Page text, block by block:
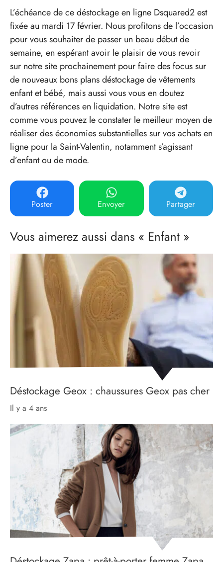
L’échéance de ce déstockage en ligne Dsquared2 est
fixée au mardi 17 février. Nous profitons de l’occasion
pour vous souhaiter de passer un beau début de
semaine, en espérant avoir le plaisir de vous revoir
sur notre site prochainement pour faire des focus sur
de nouveaux bons plans déstockage de vêtements
enfant et bébé, mais aussi vous vous en doutez
d’autres références en liquidation. Notre site est
comme vous pouvez le constater le meilleur moyen de
réaliser des économies substantielles sur vos achats en
ligne pour la Saint-Valentin, notamment s’agissant
d’enfant ou de mode.
Poster Envoyer Partager
Vous aimerez aussi dans « Enfant »
Déstockage Geox : chaussures Geox pas cher
il y a 4 ans